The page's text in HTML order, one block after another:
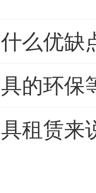
么优缺
的环保
租赁来